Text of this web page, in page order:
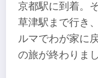
京都駅に到着。
草津駅まで行き
ルマでわが家に
の旅が終わりまし